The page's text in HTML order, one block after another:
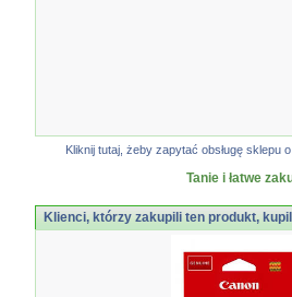
Kliknij tutaj, żeby zapytać obsługę
Tanie i łatwe
Klienci, którzy zakupili ten produkt,